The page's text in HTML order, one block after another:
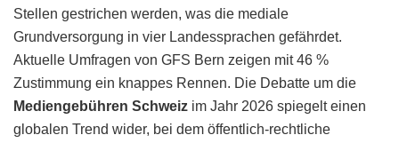
Stellen gestrichen werden, was die mediale
Grundversorgung in vier Landessprachen gefährdet.
Aktuelle Umfragen von GFS Bern zeigen mit 46 %
Zustimmung ein knappes Rennen. Die Debatte um die
Mediengebühren Schweiz im Jahr 2026 spiegelt einen
globalen Trend wider, bei dem öffentlich-rechtliche